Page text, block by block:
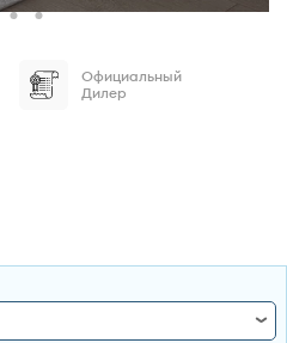
Официальный
Дилер